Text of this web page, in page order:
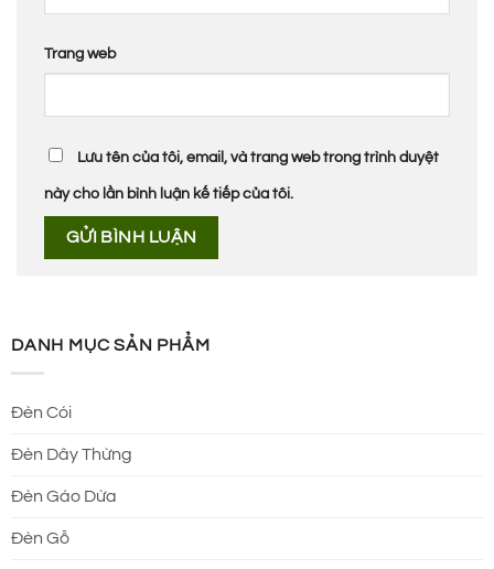
Trang web
Lưu tên của tôi, email, và trang web trong trình duyệt
này cho lần bình luận kế tiếp của tôi.
DANH MỤC SẢN PHẨM
Đèn Cói
Đèn Dây Thừng
Đèn Gáo Dừa
Đèn Gỗ